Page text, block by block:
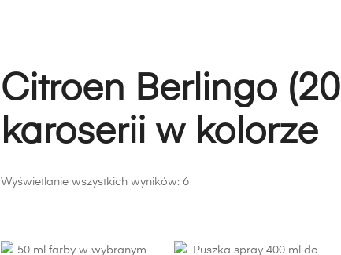
Citroen Berlingo
karoserii w kolorze
Wyświetlanie wszystkich wyników: 6Posortowane